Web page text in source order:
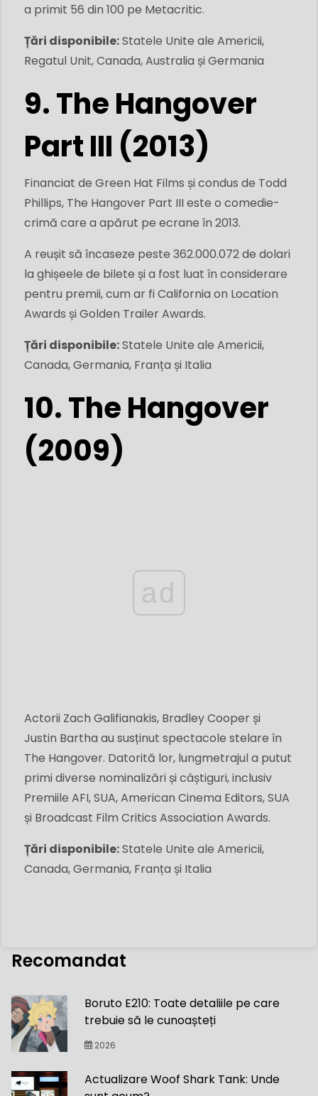
a primit 56 din 100 pe Metacritic.
Țări disponibile:Statele Unite ale Americii,
Regatul Unit, Canada, Australia și Germania
9. The Hangover
Part III (2013)
Financiat de Green Hat Films și condus de Todd
Phillips, The Hangover Part III este o comedie-
crimă care a apărut pe ecrane în 2013.
A reușit să încaseze peste 362.000.072 de dolari
la ghișeele de bilete și a fost luat în considerare
pentru premii, cum ar fi California on Location
Awards și Golden Trailer Awards.
Țări disponibile:Statele Unite ale Americii,
Canada, Germania, Franța și Italia
10. The Hangover
(2009)
ad
Actorii Zach Galifianakis, Bradley Cooper și
Justin Bartha au susținut spectacole stelare în
The Hangover. Datorită lor, lungmetrajul a putut
primi diverse nominalizări și câștiguri, inclusiv
Premiile AFI, SUA, American Cinema Editors, SUA
și Broadcast Film Critics Association Awards.
Țări disponibile:Statele Unite ale Americii,
Canada, Germania, Franța și Italia
Recomandat
Boruto E210: Toate detaliile pe care
trebuie să le cunoașteți
2026
Actualizare Woof Shark Tank: Unde